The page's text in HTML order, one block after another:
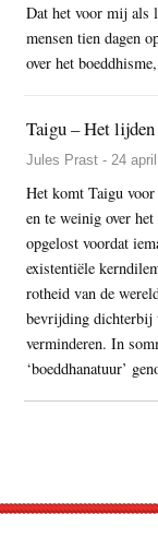
Dat het voor mij als
mensen tien dagen
over het
Taigu – Het
Jules Prast - 24
Het komt Taigu voor
en te weinig over
opgelost voordat
existentiële
rotheid van de
bevrijding dichterbij
verminderen. In
‘boeddhanatuur’